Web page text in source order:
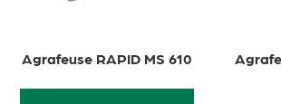
Agrafeuse RAPID MS 610